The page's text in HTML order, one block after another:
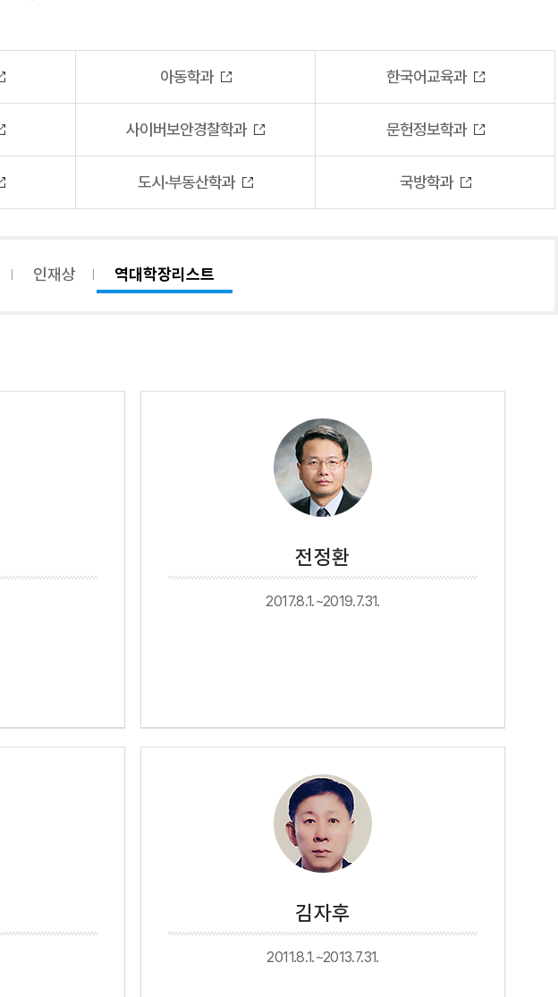
아동학과 한국어교육과
사이버보안경찰학과 문헌정보학과
도시·부동산학과 국방학과
인재상 역대학장리스트
전정환
2017.8.1.~2019.7.31.
김자후
2011.8.1.~2013.7.31.